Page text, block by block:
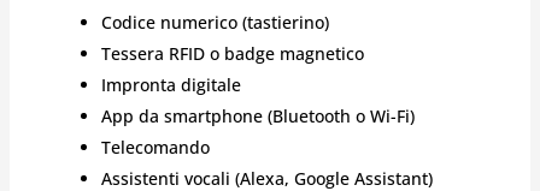
Codice numerico (tastierino)
Tessera RFID o badge magnetico
Impronta digitale
App da smartphone (Bluetooth o Wi-Fi)
Telecomando
Assistenti vocali (Alexa, Google Assistant)